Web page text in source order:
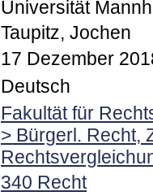
Universität
Taupitz, Jochen
17 Dezember
Deutsch
Fakultät für
> Bürgerl. Recht,
340 Recht